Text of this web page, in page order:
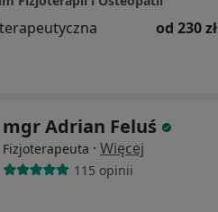
od 230 zł
mgr Adrian Feluś
Fizjoterapeuta · Więcej
115 opinii